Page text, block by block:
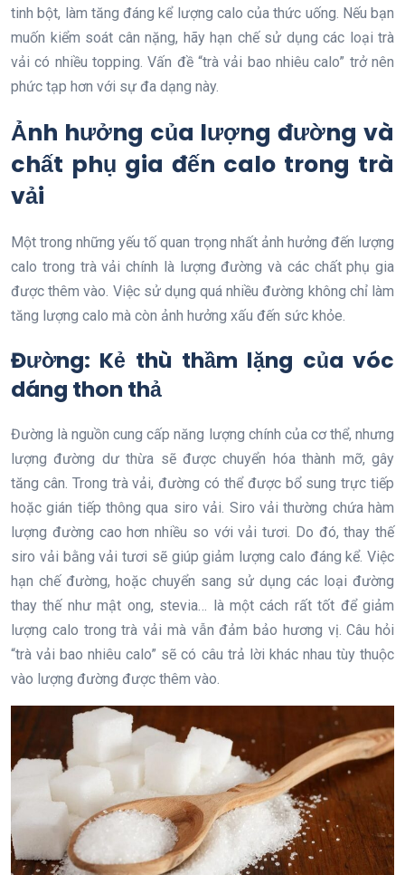
tinh bột, làm tăng đáng kể lượng calo của thức uống. Nếu bạn
muốn kiểm soát cân nặng, hãy hạn chế sử dụng các loại trà
vải có nhiều topping. Vấn đề “trà vải bao nhiêu calo” trở nên
phức tạp hơn với sự đa dạng này.
Ảnh hưởng của lượng đường và
chất phụ gia đến calo trong trà
vải
Một trong những yếu tố quan trọng nhất ảnh hưởng đến lượng
calo trong trà vải chính là lượng đường và các chất phụ gia
được thêm vào. Việc sử dụng quá nhiều đường không chỉ làm
tăng lượng calo mà còn ảnh hưởng xấu đến sức khỏe.
Đường: Kẻ thù thầm lặng của vóc
dáng thon thả
Đường là nguồn cung cấp năng lượng chính của cơ thể, nhưng
lượng đường dư thừa sẽ được chuyển hóa thành mỡ, gây
tăng cân. Trong trà vải, đường có thể được bổ sung trực tiếp
hoặc gián tiếp thông qua siro vải. Siro vải thường chứa hàm
lượng đường cao hơn nhiều so với vải tươi. Do đó, thay thế
siro vải bằng vải tươi sẽ giúp giảm lượng calo đáng kể. Việc
hạn chế đường, hoặc chuyển sang sử dụng các loại đường
thay thế như mật ong, stevia… là một cách rất tốt để giảm
lượng calo trong trà vải mà vẫn đảm bảo hương vị. Câu hỏi
“trà vải bao nhiêu calo” sẽ có câu trả lời khác nhau tùy thuộc
vào lượng đường được thêm vào.